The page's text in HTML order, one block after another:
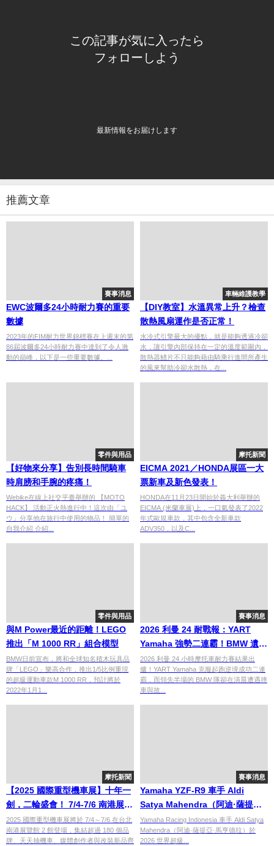
この記事が気に入ったら
フォローしよう
最新情報をお届けします
推薦文章
賽事消息
EWC波爾多24小時耐力賽的重要
數據
2023年的FIM耐力世界錦標賽在上週末的第
86屆波爾多24小時耐力賽中達到了令人激
動的巔峰，以下是一些重要數據。...
車輛維護教學
【DIY教室】水溫異常上升？檢查
散熱風扇運作是否正常！
水冷式引擎最大的優點，就是能夠透過冷卻
水，讓引擎內部保持在一定的溫度範圍內，
散熱器鰭片不只能夠藉由騎乘行進間所產生
的風來幫助冷卻水散熱，在...
零件與用品
【好物來分享】告別長時間騎車
時肩膀和手腕的疼痛！
Webike在線上社交平臺舉辦的 【MOTO
HACK】 活動正火熱進行中！這次由「ユ
ウ」分享他在旅行中使用的物品！ 簡單的
自我介紹 介紹...
摩托新聞
EICMA 2021／HONDA展區一大
票新車及新色發表！
HONDA在11月23日開始於義大利舉辦的
EICMA (米蘭車展)上，一口氣發表了2022
年式歐規車款，其中包含全新車款
ADV350，以及C...
零件與用品
與M Power最近的距離！LEGO
推出「M 1000 RR」組合模型
BMW日前宣布，將和全球知名積木玩具品
牌「LEGO」樂高合作，推出1/5比例重現
的超級運動車款M 1000 RR，預計將於
2022年1月1...
賽事消息
2026 利曼 24 耐戰報：YART
Yamaha 強勢二連霸！BMW 遺憾
痛失領先，Kawasaki Webike
Trickstar 穩奪季軍
2026 利曼 24 小時摩托車耐力賽結果出
爐！YART Yamaha 克服起跑逆境成功二連
霸，而領先半場的 BMW 隊卻在清晨遭遇摔
車與故...
摩托新聞
【2025 國際重型機車展】十年一
劍，二輪盛會！ 7/4-7/6 南港展覽
館2館與你相見！
2025 國際重型機車展將於 7/4～7/6 在台北
南港展覽館 2 館登場，集結超過 180 個品
牌、天天抽機車、媒體創作者與改裝新品齊
賽事消息
Yamaha YZF-R9 車手 Aldi
Satya Mahendra（阿迪·薩提亞·
馬亨德拉）WSS 多寧頓公園站雙
回合闖前十
Yamaha Racing Indonesia 車手 Aldi Satya
Mahendra（阿迪·薩提亞·馬亨德拉）於
2026 世界超級...